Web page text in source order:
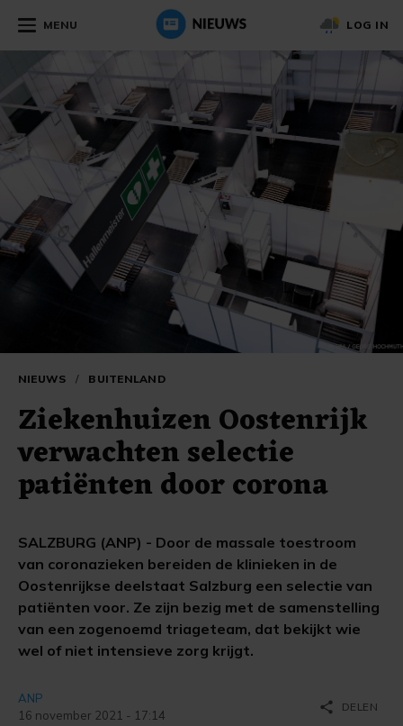
MENU LOG IN
NIEUWS / BUITENLAND
Ziekenhuizen Oostenrijk
verwachten selectie
patiënten door corona
SALZBURG (ANP) - Door de massale toestroom
van coronazieken bereiden de klinieken in de
Oostenrijkse deelstaat Salzburg een selectie van
patiënten voor. Ze zijn bezig met de samenstelling
van een zogenoemd triageteam, dat bekijkt wie
wel of niet intensieve zorg krijgt.
ANP
16 november 2021 - 17:14
share DELEN